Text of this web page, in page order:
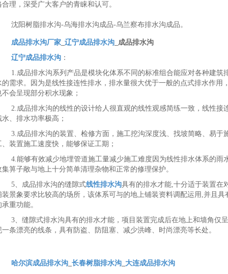
合理，深受广大客户的青睐和认可。
沈阳树脂排水沟-乌海排水沟成品-乌兰察布排水沟成品。
成品排水沟厂家_ 辽宁成品排水沟_成品排水沟
辽宁成品排水沟：
1.成品排水沟系列产品是模块化体系不同的标准组合能应对各种建筑
的需求。因为是线性接连性排水，排水量很大优于一般的点式排水作用
不会呈现部分积水现象；
2.成品排水沟的线性的设计给人很直观的线性观感简练一致，线性接
水、排水功率极高；
3.成品排水沟的装置、检修方面，施工挖沟深度浅、找坡简略、易于
、装置施工速度快，能够保证工期；
4.能够有效减少地埋管道施工量减少施工难度因为线性排水体系的雨
集箅子敞与地上十分简单清理杂物和正常的修理保护。
5、成品排水沟的缝隙式线性排水沟具有的排水才能,十分适于装置在
装景象要求比较高的场所，该体系可与的地上铺装资料调配运用,并且具
重功能。
3、缝隙式排水沟具有的排水才能，项目装置完成后在地上和墙角仅呈
一条漂亮的线条，具有防盗、防阻塞、减少洪峰、时尚漂亮等长处。
哈尔滨成品排水沟_ 长春树脂排水沟_ 大连成品排水沟